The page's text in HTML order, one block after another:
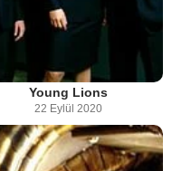
Young Lions
22 Eylül 2020